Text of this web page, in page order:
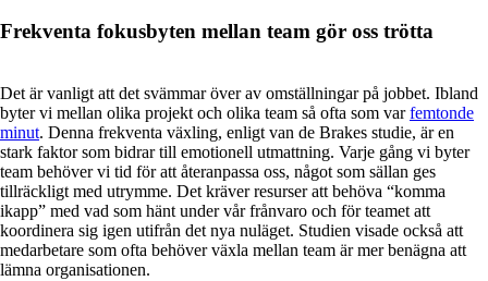
Frekventa fokusbyten mellan team gör oss trötta
Det är vanligt att det svämmar över av omställningar på jobbet. Ibland
byter vi mellan olika projekt och olika team så ofta som varfemtonde
minut. Denna frekventa växling, enligt van de Brakes studie, är en
stark faktor som bidrar till emotionell utmattning. Varje gång vi byter
team behöver vi tid för att återanpassa oss, något som sällan ges
tillräckligt med utrymme. Det kräver resurser att behöva “komma
ikapp” med vad som hänt under vår frånvaro och för teamet att
koordinera sig igen utifrån det nya nuläget. Studien visade också att
medarbetare som ofta behöver växla mellan team är mer benägna att
lämna organisationen.